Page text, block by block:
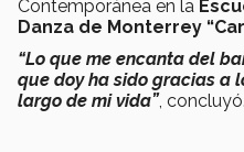
Contemporánea en la
Danza de Monterrey
“Lo que me encanta del
que doy ha sido gracias a
largo de mi vida”, concluyó.